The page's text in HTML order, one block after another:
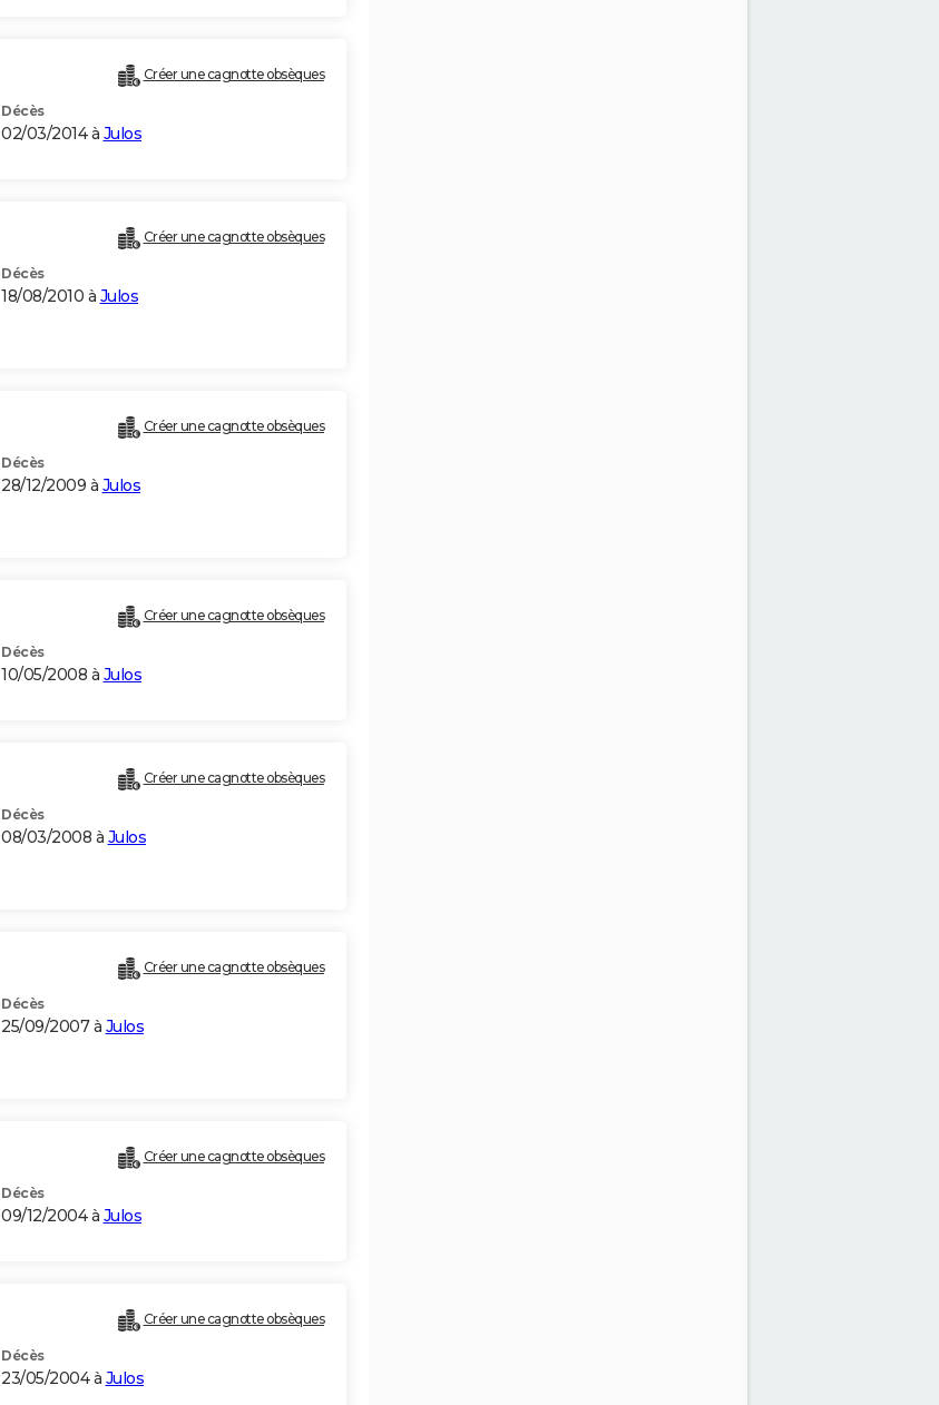
Créer une cagnotte obsèques
Décès
02/03/2014 à Julos
Créer une cagnotte obsèques
Décès
18/08/2010 à Julos
Créer une cagnotte obsèques
Décès
28/12/2009 à Julos
Créer une cagnotte obsèques
Décès
10/05/2008 à Julos
Créer une cagnotte obsèques
Décès
08/03/2008 à Julos
Créer une cagnotte obsèques
Décès
25/09/2007 à Julos
Créer une cagnotte obsèques
Décès
09/12/2004 à Julos
Créer une cagnotte obsèques
Décès
23/05/2004 à Julos